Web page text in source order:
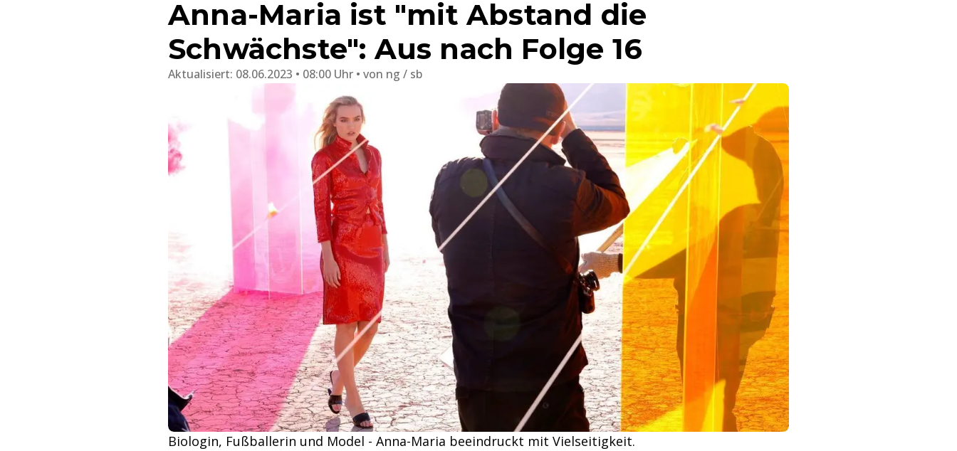
Anna-Maria ist "mit Abstand die
Schwächste": Aus nach Folge 16
Aktualisiert: 08.06.2023 • 08:00 Uhr von ng / sb
Biologin, Fußballerin und Model - Anna-Maria beeindruckt mit Vielseitigkeit.